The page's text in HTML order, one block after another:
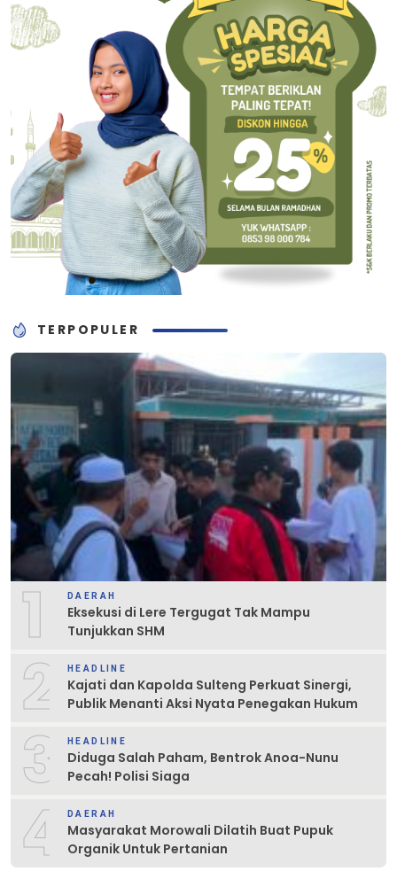
TERPOPULER
1 DAERAH
Eksekusi di Lere Tergugat Tak Mampu
Tunjukkan SHM
2 HEADLINE
Kajati dan Kapolda Sulteng Perkuat Sinergi,
Publik Menanti Aksi Nyata Penegakan Hukum
3 HEADLINE
Diduga Salah Paham, Bentrok Anoa-Nunu
Pecah! Polisi Siaga
4 DAERAH
Masyarakat Morowali Dilatih Buat Pupuk
Organik Untuk Pertanian